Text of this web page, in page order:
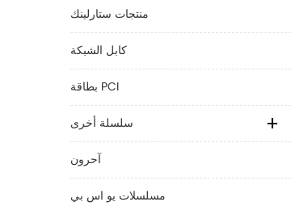
منتجات ستارلينك
كابل الشبكة
بطاقة PCI
سلسلة أخرى
آحرون
مسلسلات يو اس بي